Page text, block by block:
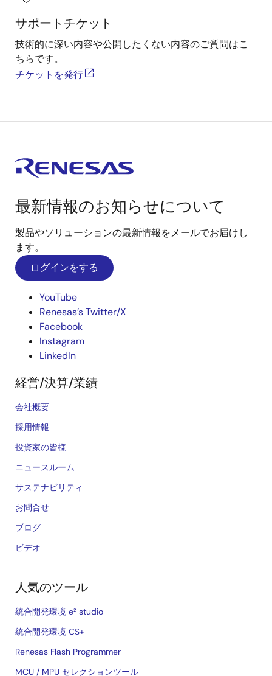
サポートチケット
技術的に深い内容や公開したくない内容のご質問はこ
ちらです。
チケットを発行
最新情報のお知らせについて
製品やソリューションの最新情報をメールでお届けし
ます。
ログインをする
YouTube
Renesas’s Twitter/X
Facebook
Instagram
LinkedIn
経営/決算/業績
会社概要
採用情報
投資家の皆様
ニュースルーム
サステナビリティ
お問合せ
ブログ
ビデオ
人気のツール
統合開発環境 e² studio
統合開発環境 CS+
Renesas Flash Programmer
MCU / MPU セレクションツール